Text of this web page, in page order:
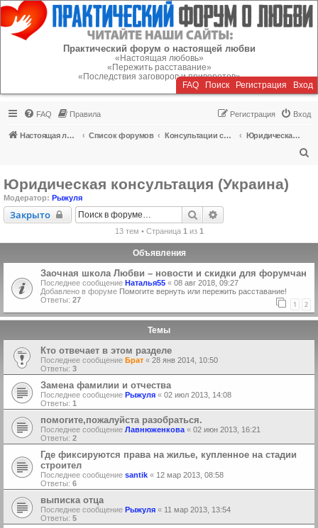
Регистрация
Практический форум о настоящей любви
«Настоящая любовь»
«Пережить расставание»
«Последствия заговоров и приворотов»
FAQ Поиск Регистрация Вход
FAQ Правила Вход
Регистрация
Настоящая любовь Список форумов Консультации специалистов
Юридическая консультация (Украина)
Юридическая консультация (Украина)
Модератор: Рыжуля
Закрыто
Закрыто Поиск
13 тем • Страница 1 из 1
Объявления
Заочная школа Любви – новости и скидки для форумчан
Последнее сообщение Наталья55 « 08 авг 2018, 09:27
Добавлено в форуме Помогите вернуть или пережить расставание!
Ответы: 27 1 2
Темы
Кто отвечает в этом разделе
Последнее сообщение Брат « 28 янв 2014, 10:50
Ответы: 3
Замена фамилии и отчества
Последнее сообщение Рыжуля « 02 июл 2013, 14:08
Ответы: 1
помогите,пожалуйста разобраться.
Последнее сообщение Лавнюженкова « 02 июн 2013, 16:21
Ответы: 2
Где фиксируются права на жилье, купленное на стадии
строител
Последнее сообщение santik « 12 мар 2013, 08:58
Ответы: 6
выписка отца
Последнее сообщение Рыжуля « 11 мар 2013, 13:54
Ответы: 5